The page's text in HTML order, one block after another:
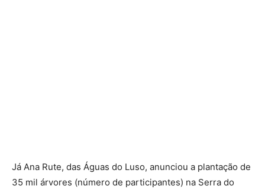
Já Ana Rute, das Águas do Luso, anunciou a plantação de
35 mil árvores (número de participantes) na Serra do